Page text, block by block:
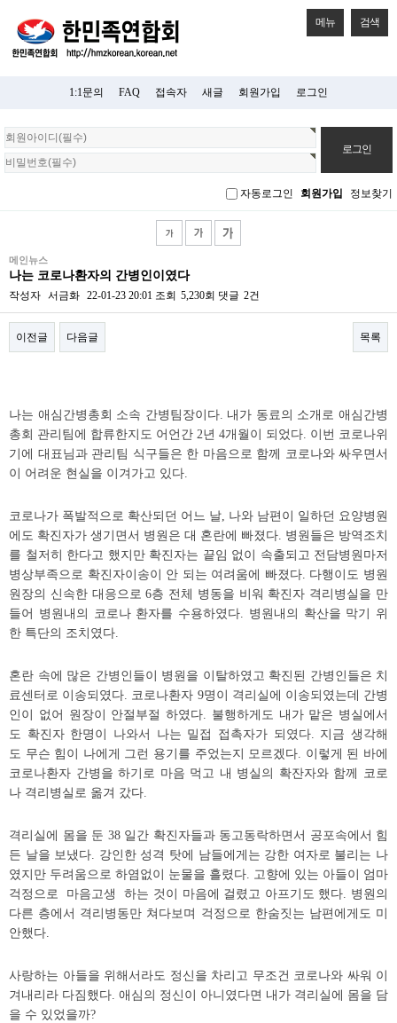
메뉴 검색
1:1문의 FAQ 접속자 새글 회원가입 로그인
회
원
로
자동로그인 회원가입 정보찾기
메인뉴스
나는 코로나환자의 간병인이였다
작성자 서금화 22-01-23 20:01 조회 5,230회 댓글 2건
이전글 다음글 목록
나는 애심간병총회 소속 간병팀장이다. 내가 동료의 소개로 애심간병
총회 관리팀에 합류한지도 어언간 2년 4개월이 되었다. 이번 코로나위
기에 대표님과 관리팀 식구들은 한 마음으로 함께 코로나와 싸우면서
이 어려운 현실을 이겨가고 있다.
코로나가 폭발적으로 확산되던 어느 날, 나와 남편이 일하던 요양병원
에도 확진자가 생기면서 병원은 대 혼란에 빠졌다. 병원들은 방역조치
를 철저히 한다고 했지만 확진자는 끝임 없이 속출되고 전담병원마저
병상부족으로 확진자이송이 안 되는 여려움에 빠졌다. 다행이도 병원
원장의 신속한 대응으로 6층 전체 병동을 비워 확진자 격리병실을 만
들어 병원내의 코로나 환자를 수용하였다. 병원내의 확산을 막기 위
한 특단의 조치였다.
혼란 속에 많은 간병인들이 병원을 이탈하였고 확진된 간병인들은 치
료센터로 이송되였다. 코로나환자 9명이 격리실에 이송되였는데 간병
인이 없어 원장이 안절부절 하였다. 불행하게도 내가 맡은 병실에서
도 확진자 한명이 나와서 나는 밀접 접촉자가 되였다. 지금 생각해
도 무슨 힘이 나에게 그런 용기를 주었는지 모르겠다. 이렇게 된 바에
코로나환자 간병을 하기로 마음 먹고 내 병실의 확잔자와 함께 코로
나 격리병실로 옮겨 갔다.
격리실에 몸을 둔 38 일간 확진자들과 동고동락하면서 공포속에서 힘
든 날을 보냈다. 강인한 성격 탓에 남들에게는 강한 여자로 불리는 나
였지만 두려움으로 하염없이 눈물을 흘렸다. 고향에 있는 아들이 엄마
걱정으로 마음고생 하는 것이 마음에 걸렸고 아프기도 했다. 병원의
다른 층에서 격리병동만 쳐다보며 걱정으로 한숨짓는 남편에게도 미
안했다.
사랑하는 아들을 위해서라도 정신을 차리고 무조건 코로나와 싸워 이
겨내리라 다짐했다. 애심의 정신이 아니였다면 내가 격리실에 몸을 담
을 수 있었을까?